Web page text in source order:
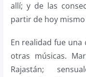
allí; y de las
partir de hoy
En realidad fue una
otras músicas.
Rajastán;